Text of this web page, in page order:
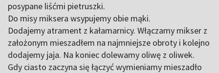
posypane liśćmi pietruszki.
Do misy miksera wsypujemy obie mąki.
Dodajemy atrament z kałamarnicy. Włączamy mikser z
założonym mieszadłem na najmniejsze obroty i kolejno
dodajemy jaja. Na koniec dolewamy oliwę z oliwek.
Gdy ciasto zaczyna się łączyć wymieniamy mieszadło